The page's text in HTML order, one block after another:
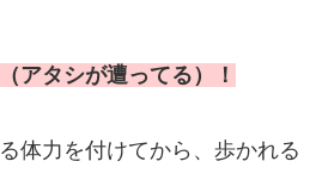
アタシが遭ってる）！
体力を付けてから、歩かれる